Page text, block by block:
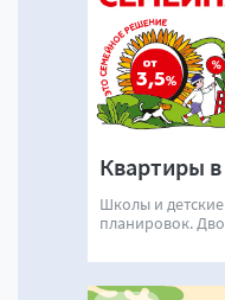
Квартиры
Школы и
планировок.